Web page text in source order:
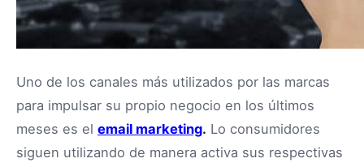
Uno de los canales más utilizados por las marcas
para impulsar su propio negocio en los últimos
meses es el email marketing. Lo consumidores
siguen utilizando de manera activa sus respectivas